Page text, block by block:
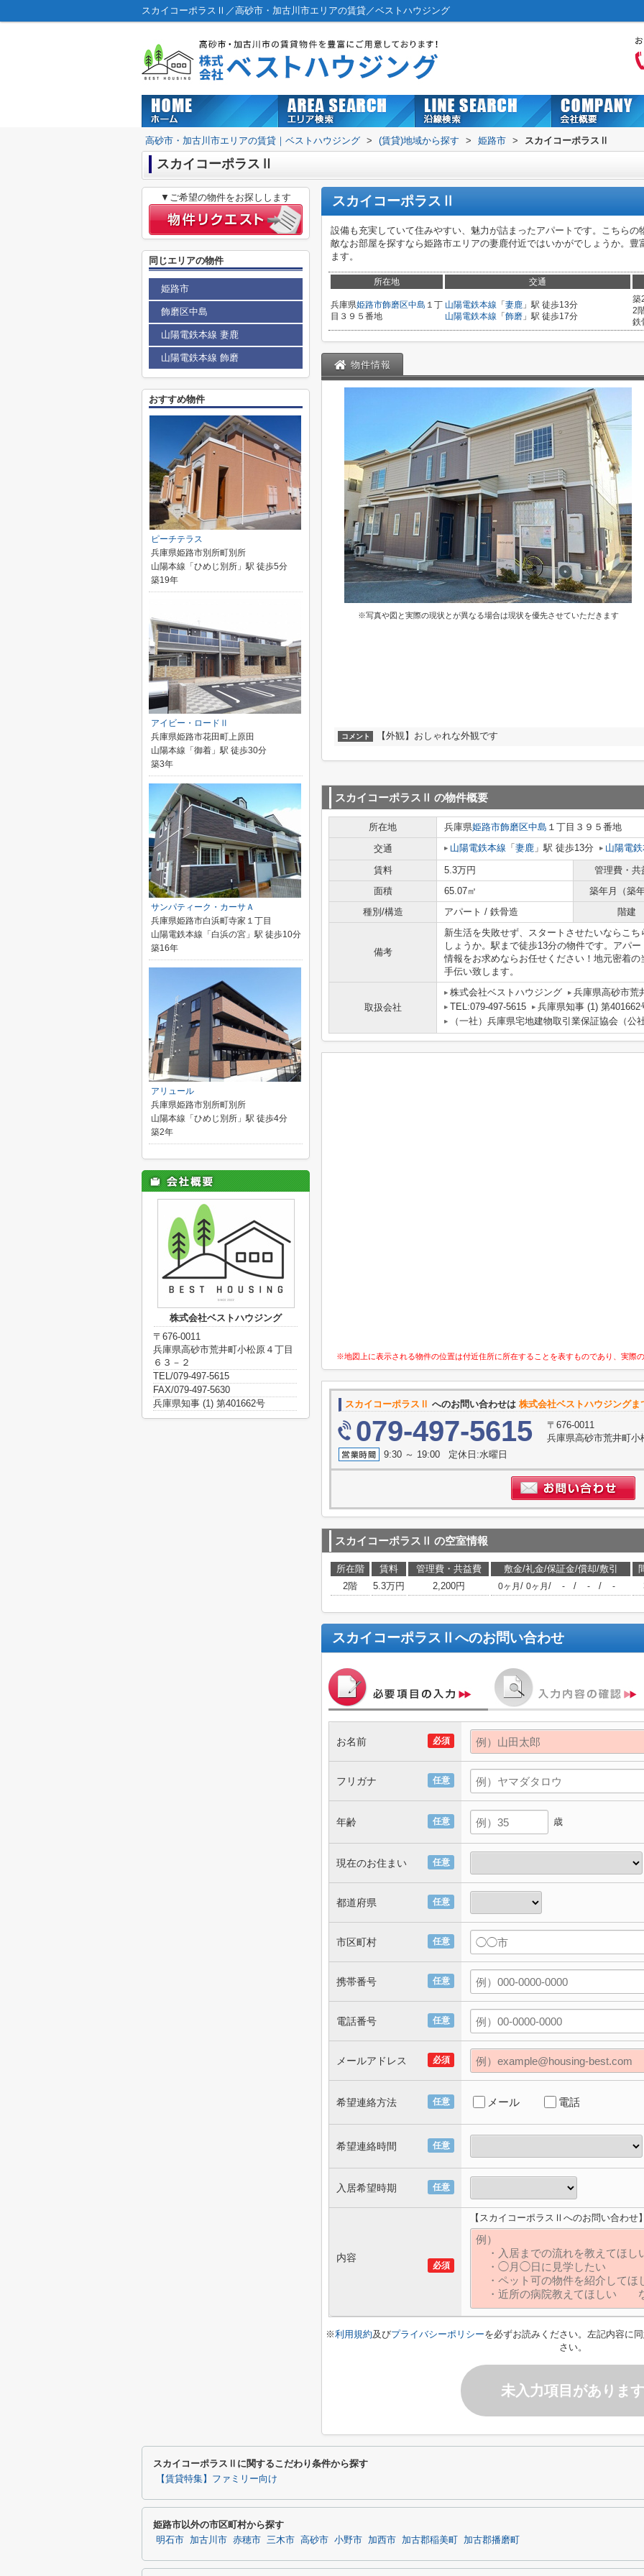
スカイコーポラスⅡ／高砂市・加古川市エリアの賃貸／ベストハウジング
高砂市・加古川市エリアの賃貸｜ベストハウジング > (賃貸)地域から探す > 姫路市 > スカイコーポラスⅡ
スカイコーポラスⅡ
スカイコーポラスⅡ
設備も充実していて住みやすい、魅力が詰まったアパートです。こちら
敵なお部屋を探すなら姫路市エリアの妻鹿付近ではいかがでしょうか。
ます。
所在地 交通
兵庫県姫路市飾磨区中島 １丁
目３９５番地
山陽電鉄本線 「 妻鹿 」駅 徒歩13分
山陽電鉄本線 「 飾磨 」駅 徒歩17分
築
2
鉄
物件情報
※写真や図と実際の現状とが異なる場合は現状を優先させていただきます
コメント 【外観】おしゃれな外観です
スカイコーポラスⅡ の物件概要
所在地 兵庫県姫路市飾磨区中島 １丁目３９５番地
交通
山陽電鉄本線 「 妻鹿 」駅 徒歩13分 山陽電
賃料 5.3万円
管理費・共
面積
65.07㎡
築年月（築
種別/構造
アパート / 鉄骨造 階建
備考
新生活を失敗せず、スタートさせたいならこ
しょうか。駅まで徒歩13分の物件です。アパ
情報をお求めならお任せください！地元密着
手伝い致します。
取扱会社
株式会社ベストハウジング
兵庫県高砂市荒
TEL:079-497-5615
兵庫県知事 (1) 第401662
（一社）兵庫県宅地建物取引業保証協会（
※地図上に表示される物件の位置は付近住所に所在することを表すものであり、実際
スカイコーポラスⅡ へのお問い合わせは 株式会社ベストハウジングま
079-497-5615
〒676-0011
兵庫県高砂市荒井町
9:30 ～ 19:00 定休日:水曜日
スカイコーポラスⅡ の空室情報
所在階 賃料 管理費・共益費 敷金/礼金/保証金/償却/敷引
2階
5.3万円 2,200円 0ヶ月 / 0ヶ月 / - / - / -
スカイコーポラスⅡ へのお問い合わせ
必須
お名前
任意
フリガナ
任意
年齢 歳
任意
現在のお住まい
任意
都道府県
任意
市区町村
任意
携帯番号
任意
電話番号
必須
メールアドレス
任意
希望連絡方法 メール 電話
任意
希望連絡時間
任意
入居希望時期
必須
内容
【スカイコーポラスⅡへのお問い合わせ
※利用規約及びプライバシーポリシーを必ずお読みください。左記内容に
さい。
未入力項目があります
▼ご希望の物件をお探しします
同じエリアの物件
姫路市
飾磨区中島
山陽電鉄本線 妻鹿
山陽電鉄本線 飾磨
おすすめ物件
ピーチテラス
兵庫県姫路市別所町別所
山陽本線「ひめじ別所」駅 徒歩5分
築19年
アイビー・ロードⅡ
兵庫県姫路市花田町上原田
山陽本線「御着」駅 徒歩30分
築3年
サンパティーク・カーサＡ
兵庫県姫路市白浜町寺家１丁目
山陽電鉄本線「白浜の宮」駅 徒歩10分
築16年
アリュール
兵庫県姫路市別所町別所
山陽本線「ひめじ別所」駅 徒歩4分
築2年
株式会社ベストハウジング
〒676-0011
兵庫県高砂市荒井町小松原４丁目
６３－２
TEL/079-497-5615
FAX/079-497-5630
兵庫県知事 (1) 第401662号
スカイコーポラスⅡに関するこだわり条件から探す
【賃貸特集】ファミリー向け
姫路市以外の市区町村から探す
明石市 加古川市 赤穂市 三木市 高砂市 小野市 加西市 加古郡稲美町 加古郡播磨町